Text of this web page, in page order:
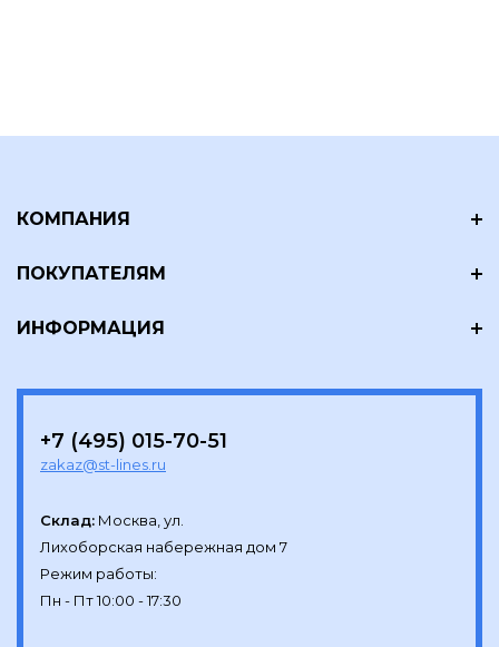
КОМПАНИЯ
ПОКУПАТЕЛЯМ
ИНФОРМАЦИЯ
+7 (495) 015-70-51
zakaz@st-lines.ru
Склад: Москва, ул.
Лихоборская набережная дом 7
Режим работы: